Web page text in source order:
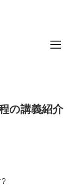
の講義紹介
?